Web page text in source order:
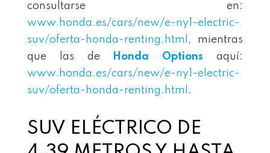
consultarse en:
www.honda.es/cars/new/e-ny1-electric-
suv/oferta-honda-renting.html , mientras
que las de
Honda Options aquí:
www.honda.es/cars/new/e-ny1-electric-
suv/oferta-honda-renting.html .
SUV ELÉCTRICO DE